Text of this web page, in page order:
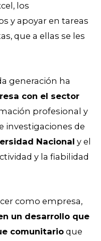
los
y apoyar en tareas
que a ellas se les
generación ha
con el sector
profesional y
investigaciones de
Nacional y el
y la fiabilidad
como empresa,
un desarrollo que
comunitarioque